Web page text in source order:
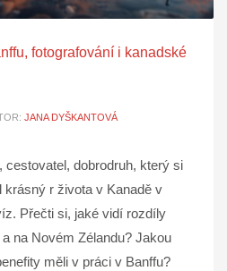
fotografování i kanadské
JANA DYŠKANTOVÁ
cestovatel, dobrodruh, který si
r života v Kanadě v
Přečti si, jaké vidí rozdíly
na Novém Zélandu? Jakou
měli v práci v Banffu?